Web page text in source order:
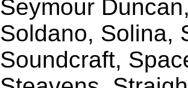
Seymour
Soldano, Solina,
Soundcraft,